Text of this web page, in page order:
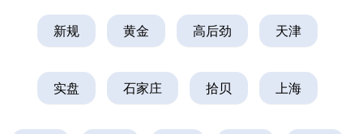
新规 黄金 高后劲 天津
实盘 石家庄 拾贝 上海